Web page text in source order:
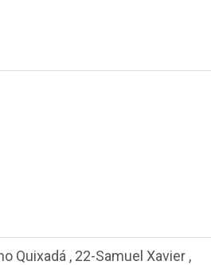
Quixadá , 22-Samuel Xavier ,